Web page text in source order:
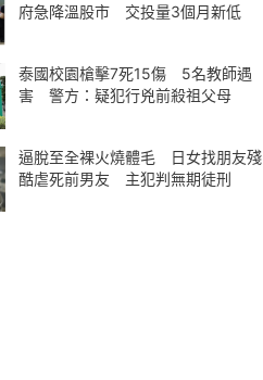
府急降溫股市 交投量3個月新低
泰國校園槍擊7死15傷 5名教師遇
害 警方：疑犯行兇前殺祖父母
逼脫至全裸火燒體毛 日女找朋友殘
酷虐死前男友 主犯判無期徒刑